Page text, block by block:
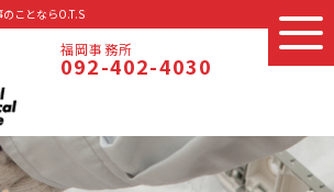
ことならO.T.S
福岡事務所
092-402-4030